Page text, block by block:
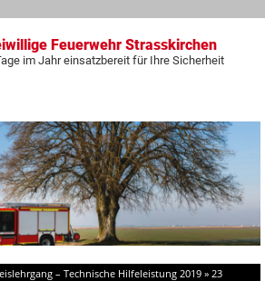
Feuerwehr Strasskirchen
im Jahr einsatzbereit für Ihre Sicherheit
Zum
Inhalt
springen
– Technische Hilfeleistung 2019 » 23